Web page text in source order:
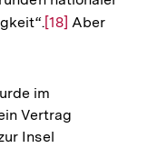
Zur
Fußnote
[18] Aber
im
Vertrag
Insel